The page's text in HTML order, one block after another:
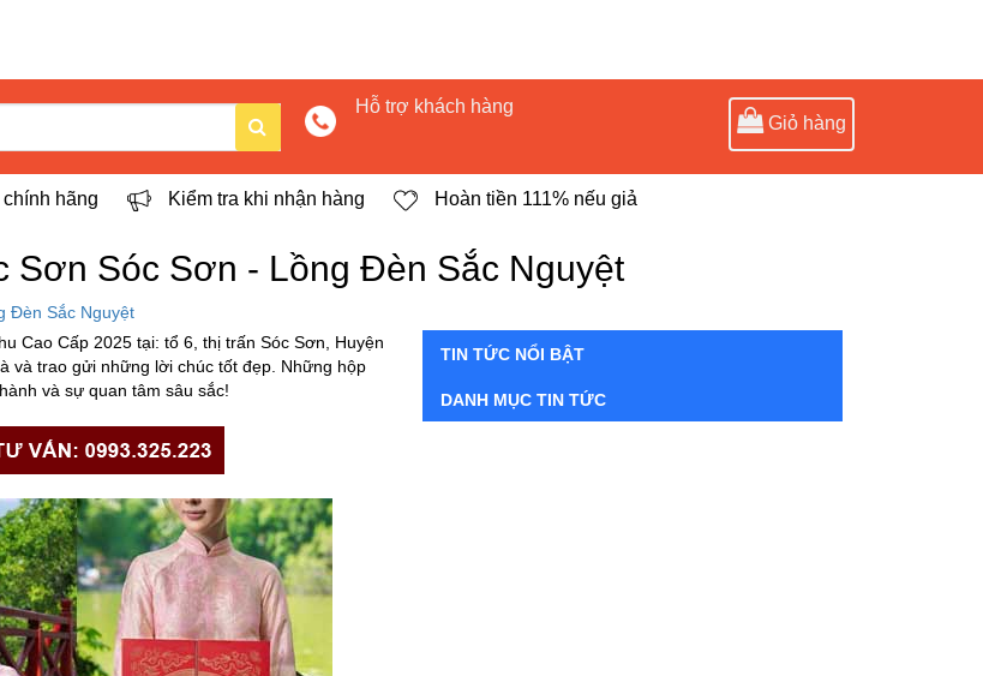
Hỗ trợ khách hàng
Giỏ hàng
hãng Kiểm tra khi nhận hàng Hoàn tiền 111% nếu giả
Sơn Sóc Sơn - Lồng Đèn Sắc Nguyệt
Đèn Sắc Nguyệt
Cao Cấp 2025 tại: tổ 6, thị trấn Sóc Sơn, Huyện
và trao gửi những lời chúc tốt đẹp. Những hộp
và sự quan tâm sâu sắc!
TIN TỨC NỔI BẬT
DANH MỤC TIN TỨC